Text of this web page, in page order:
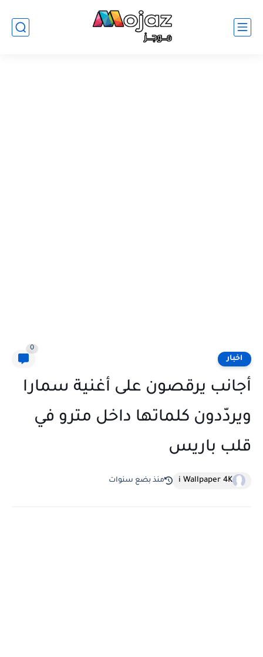
اخبار
0
أجانب يرقصون على أغنية سمارا
ويردّدون كلماتها داخل مترو في
قلب باريس
i Wallpaper 4K منذ بضع سنوات